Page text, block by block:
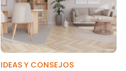
IDEAS Y CONSEJOS